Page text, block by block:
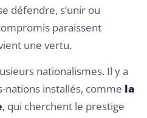
défendre, s’unir ou
paraissent
une vertu.
nationalismes. Il y a
nations installés, comme la
, qui cherchent le prestige